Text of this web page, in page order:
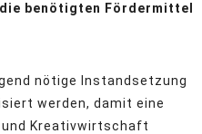
benötigten Fördermittel
nötige Instandsetzung
werden, damit eine
und Kreativwirtschaft